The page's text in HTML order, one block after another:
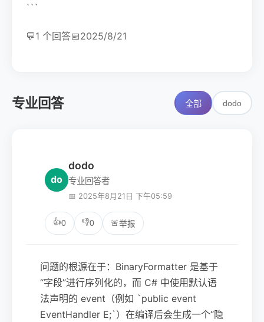
```
💬1 个回答📅2025/8/21
专业回答 全部 dodo
do
dodo
专业回答者
📅 2025年8月21日 下午05:59
👍0 👎0 🚨举报
问题的根源在于：BinaryFormatter 是基于
“字段”进行序列化的，而 C# 中使用默认语
法声明的 event（例如 `public event
EventHandler E;`）在编译后会生成一个“隐